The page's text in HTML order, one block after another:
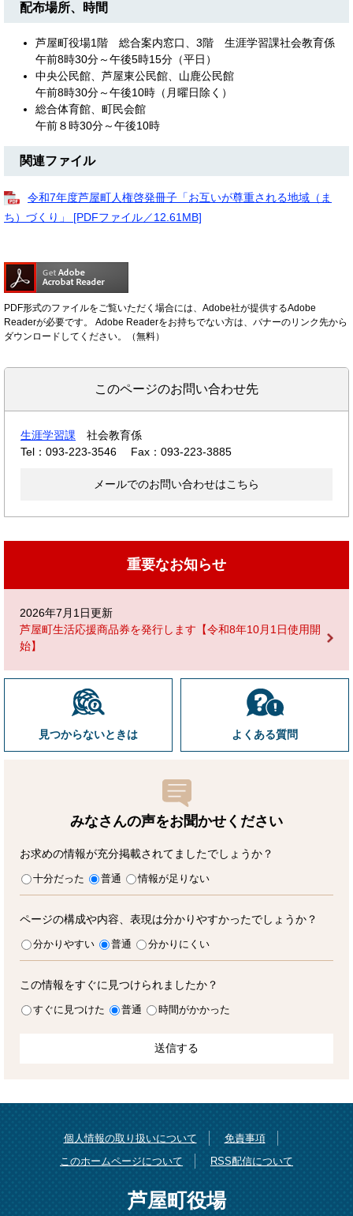
配布場所、時間
芦屋町役場1階 総合案内窓口、3階 生涯学習課社会教育係
午前8時30分～午後5時15分（平日）
中央公民館、芦屋東公民館、山鹿公民館
午前8時30分～午後10時（月曜日除く）
総合体育館、町民会館
午前８時30分～午後10時
関連ファイル
令和7年度芦屋町人権啓発冊子「お互いが尊重される地域（ま
ち）づくり」 [PDFファイル／12.61MB]
PDF形式のファイルをご覧いただく場合には、Adobe社が提供するAdobe
Readerが必要です。
Adobe Readerをお持ちでない方は、バナーのリンク先から
ダウンロードしてください。（無料）
このページのお問い合わせ先
生涯学習課
社会教育係
Tel：093-223-3546
Fax：093-223-3885
メールでのお問い合わせはこちら
重要なお知らせ
2026年7月1日更新
芦屋町生活応援商品券を発行します【令和8年10月1日使用開
始】
見つからないときは よくある質問
みなさんの声をお聞かせ ください
お求めの情報が充分掲載されてましたでしょうか？
十分だった 普通 情報が足りない
ページの構成や内容、表現は分かりやすかったでしょうか？
分かりやすい 普通 分かりにくい
この情報をすぐに見つけられましたか？
すぐに見つけた 普通 時間がかかった
個人情報の取り扱いについて
免責事項
このホームページについて
RSS配信について
芦屋町役場